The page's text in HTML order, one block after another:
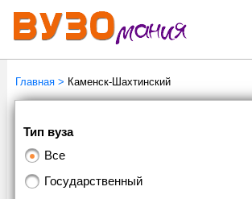
Главная> Каменск-Шахтинский
Тип вуза
Все
Государственный